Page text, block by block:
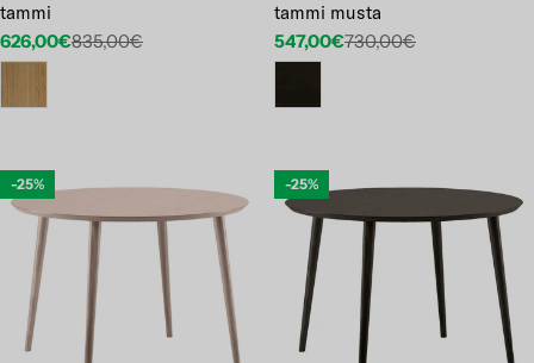
tammi
Etuhinta
626,00€
Normaalihinta
835,00€
tammi musta
Etuhinta
547,00€
Normaalihinta
730,00€
-25% -25%